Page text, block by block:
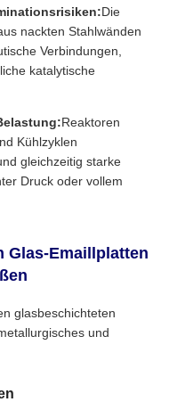
Die
nackten Stahlwänden
Verbindungen,
katalytische
Reaktoren
Kühlzyklen
gleichzeitig starke
Druck oder vollem
Glas-Emaillplatten
glasbeschichteten
und